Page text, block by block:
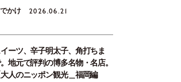
かけ 2026.06.21
ーツ、辛子明太子、角打ちま
地元で評判の博多名物・名店。
大人のニッポン観光＿福岡編